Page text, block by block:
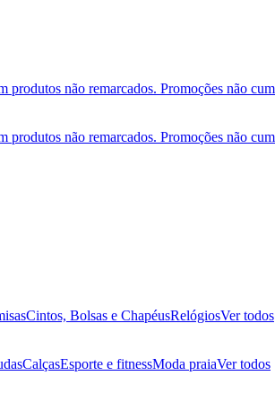
Cintos, Bolsas e ChapéusRelógiosVer todos
CalçasEsporte e fitnessModa praiaVer todos